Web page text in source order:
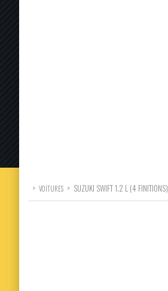
> VOITURES > SUZUKI SWIFT 1.2 L (4 FINITIONS)